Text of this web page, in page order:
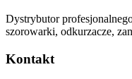
Dystrybutor
szorowarki, odkurzacze,
Kontakt